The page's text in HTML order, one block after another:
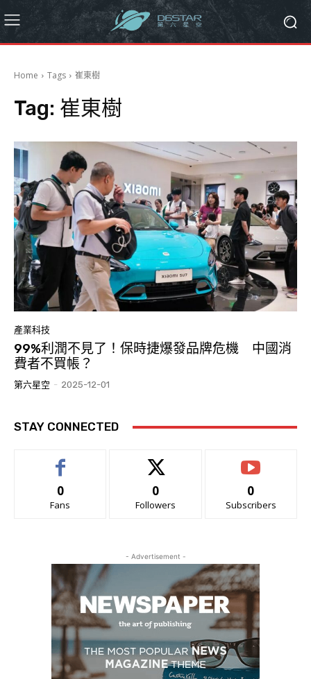
Home Tags 崔東樹
Tag: 崔東樹
產業科技
99%利潤不見了！保時捷爆發品牌危機 中國消
費者不買帳？
第六星空 - 2025-12-01
STAY CONNECTED
0
Fans
0
Followers
0
Subscribers
- Advertisement -